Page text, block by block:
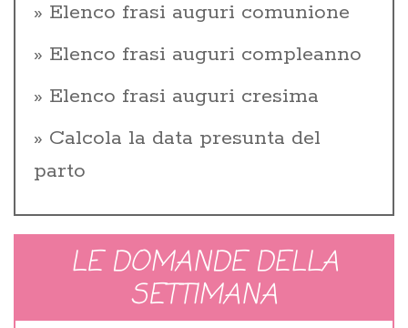
Elenco frasi auguri comunione
Elenco frasi auguri compleanno
Elenco frasi auguri cresima
Calcola la data presunta del
parto
LE DOMANDE DELLA
SETTIMANA